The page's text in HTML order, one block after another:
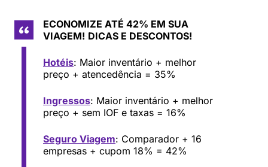
ECONOMIZE ATÉ 42% EM SUA
VIAGEM! DICAS E DESCONTOS!
Hotéis: Maior inventário + melhor
preço + atencedência = 35%
Ingressos: Maior inventário + melhor
preço + sem IOF e taxas = 16%
Seguro Viagem: Comparador + 16
empresas + cupom 18% = 42%